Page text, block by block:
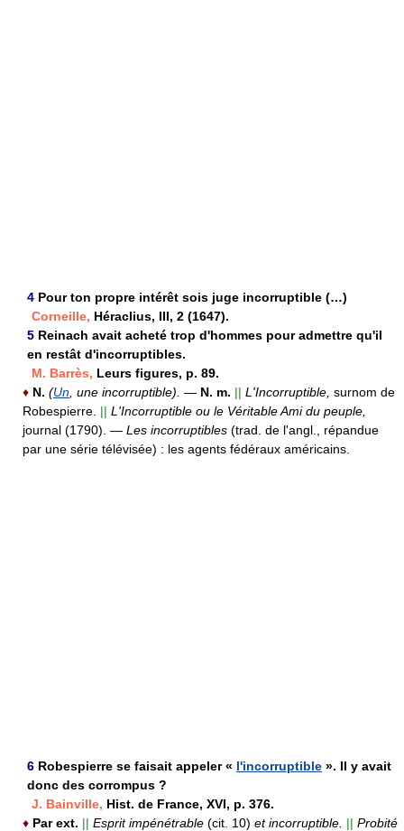
4 Pour ton propre intérêt sois juge incorruptible (…)
Corneille, Héraclius, III, 2 (1647).
5 Reinach avait acheté trop d'hommes pour admettre qu'il
en restât d'incorruptibles.
M. Barrès, Leurs figures, p. 89.
♦ N. (Un , une incorruptible). — N. m. || L'Incorruptible, surnom de
Robespierre. || L'Incorruptible ou le Véritable Ami du peuple,
journal (1790). — Les incorruptibles (trad. de l'angl., répandue
par une série télévisée) : les agents fédéraux américains.
6 Robespierre se faisait appeler « l'incorruptible ». Il y avait
donc des corrompus ?
J. Bainville, Hist. de France, XVI, p. 376.
♦ Par ext. || Esprit impénétrable (cit. 10) et incorruptible. || Probité